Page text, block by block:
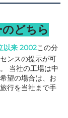
どちら
以来 2002この分
ンスの提示が可
当社の工場は中
望の場合は、お
行を当社まで手